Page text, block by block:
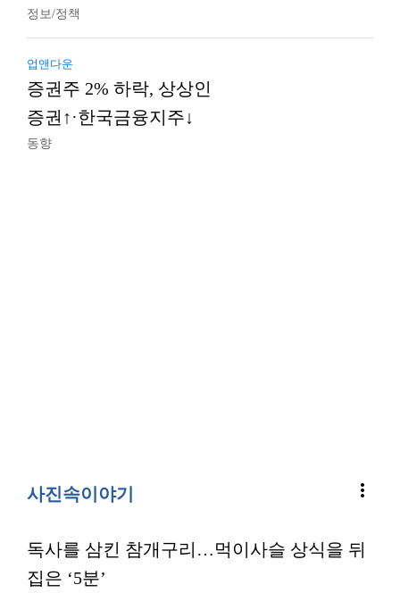
정보/정책
업앤다운
증권주 2% 하락, 상상인
증권↑·한국금융지주↓
동향
사진속이야기 more_vert
독사를 삼킨 참개구리…먹이사슬 상식을 뒤
집은 ‘5분’